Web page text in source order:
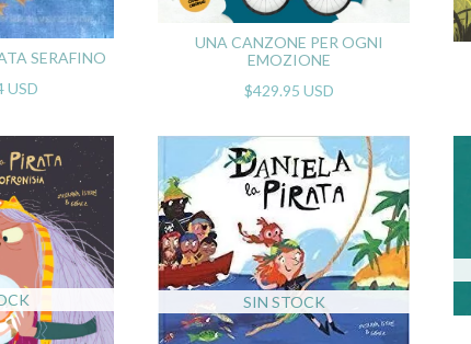
SERAFINO
USD
UNA CANZONE PER OGNI
EMOZIONE
$429.95 USD
SIN STOCK